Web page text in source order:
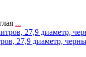
...
27,9 диаметр,